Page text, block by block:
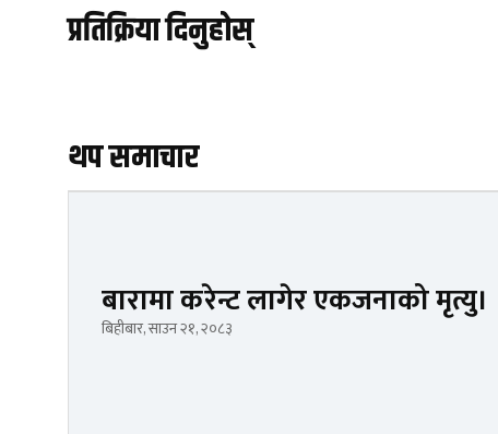
प्रतिक्रिया दिनुहोस्
थप समाचार
बारामा करेन्ट लागेर एकजनाको मृत्यु।
बिहीबार, साउन २१, २०८३